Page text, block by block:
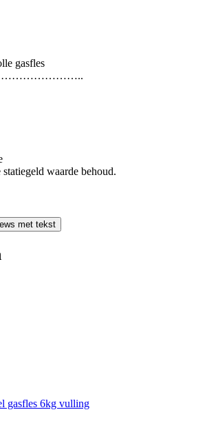
gasfles
waarde behoud.
met tekst
gasfles 6kg vulling